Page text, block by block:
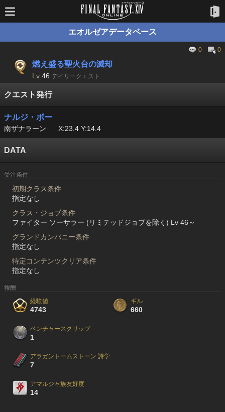
エオルゼアデータベース
0 0
燃え盛る聖火台の滅却
Lv 46 デイリークエスト
クエスト発行
ナルジ・ボー
南ザナラーン X:23.4 Y:14.4
DATA
受注条件
初期クラス条件
指定なし
クラス・ジョブ条件
ファイター ソーサラー (リミテッドジョブを除く) Lv 46～
グランドカンパニー条件
指定なし
特定コンテンツクリア条件
指定なし
報酬
経験値
4743
ギル
660
ベンチャースクリップ
1
アラガントームストーン:詩学
7
アマルジャ族友好度
14